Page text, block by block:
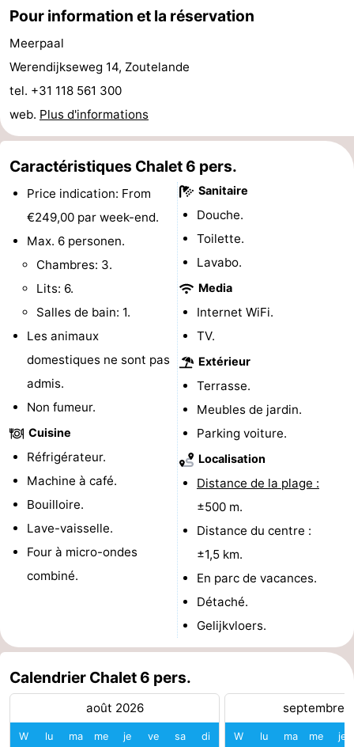
de
jeux
Aires
de
jeux
intérieures
-
Bowling
Centres
de
bien-
être
Villages
&
villes
Nature
Visites
-
Faire
vélo
Équitation
de
golf
Peche
Sportive
-
Equitation
Boire
et
manger
Événements
Conduite
Route
Stationnement
Adresses
Pour information et la réservation
Meerpaal
Werendijkseweg 14, Zoutelande
tel. +31 118 561 300
web. Plus d'informations
Caractéristiques Chalet 6 pers.
Price indication: From
€249,00 par week-end.
Max. 6 personen.
Chambres: 3.
Lits: 6.
Salles de bain: 1.
Les animaux
domestiques ne sont pas
admis.
Non fumeur.
Cuisine
Réfrigérateur.
Machine à café.
Bouilloire.
Lave-vaisselle.
Four à micro-ondes
combiné.
Sanitaire
Douche.
Toilette.
Lavabo.
Media
Internet WiFi.
TV.
Extérieur
Terrasse.
Meubles de jardin.
Parking voiture.
Localisation
Distance de la plage :
±500 m.
Distance du centre :
±1,5 km.
En parc de vacances.
Détaché.
Gelijkvloers.
Calendrier Chalet 6 pers.
août 2026
W lu ma me je ve sa di
septembre
W lu ma me je